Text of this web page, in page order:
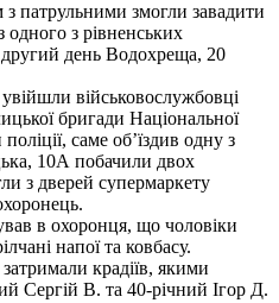
з патрульними змогли завадити
одного з рівненських
другий день Водохреща, 20
військовослужбовці
бригади Національної
саме об’їздив одну з
10А побачили двох
з дверей супермаркету
в охоронця, що чоловіки
напої та ковбасу.
крадіїв, якими
Сергій В. та 40-річний Ігор Д.